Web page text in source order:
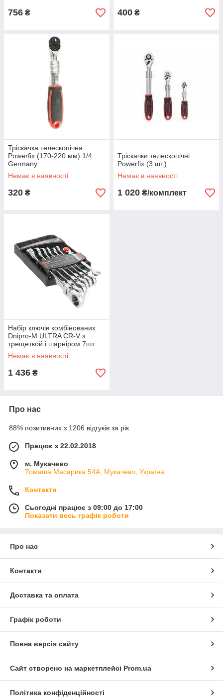
756 ₴ 400 ₴
Тріскачка телескопічна
Powerfix (170-220 мм) 1/4
Germany
Немає в наявності
320 ₴
Тріскачки телескопічні
Powerfix (3 шт.)
Немає в наявності
1 020 ₴/комплект
Набір ключів комбінованих
Dnipro-M ULTRA CR-V з
трещеткой і шарніром 7шт
Немає в наявності
1 436 ₴
Про нас
88% позитивних з 1206 відгуків за рік
Працює з 22.02.2018
м. Мукачево
Томаша Масарика 54А, Мукачево, Україна
Контакти
Сьогодні працює з 09:00 до 17:00
Показати весь графік роботи
Про нас
Контакти
Доставка та оплата
Графік роботи
Повна версія сайту
Сайт створено на маркетплейсі Prom.ua
Політика конфіденційності